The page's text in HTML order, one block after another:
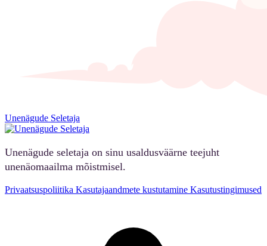
Unenägude Seletaja
Unenägude seletaja on sinu usaldusväärne teejuht
unenäomaailma mõistmisel.
Privaatsuspoliitika Kasutajaandmete kustutamine Kasutustingimused